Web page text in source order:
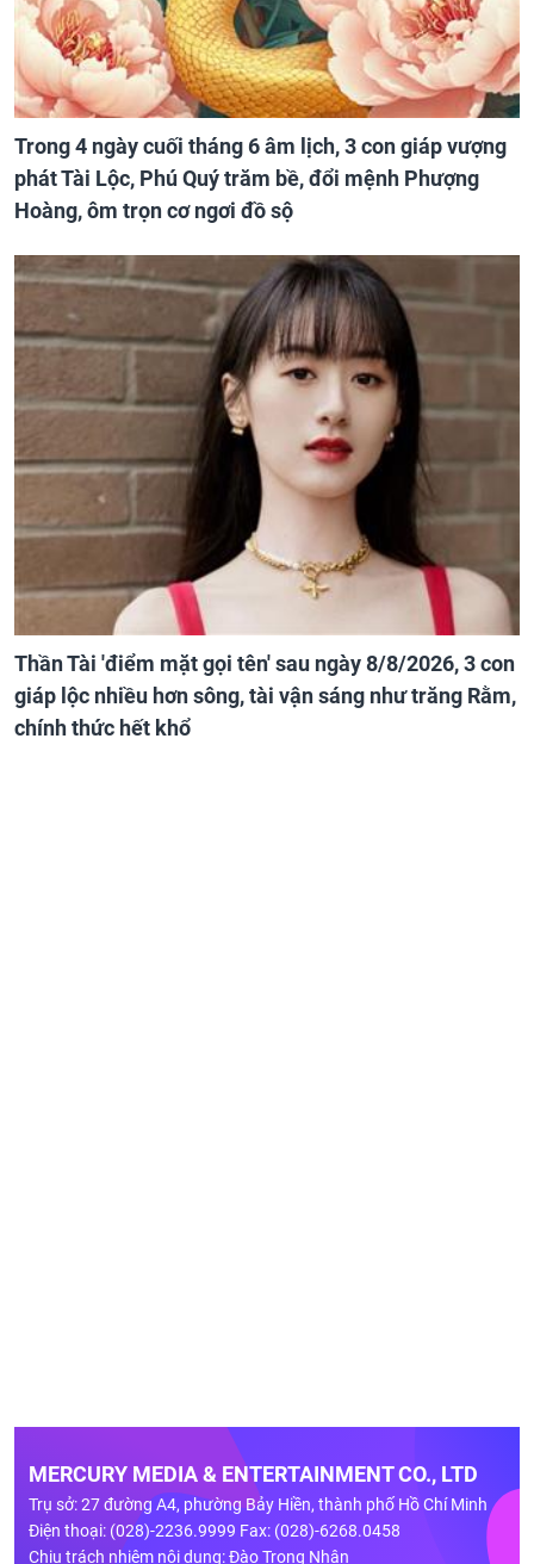
Trong 4 ngày cuối tháng 6 âm lịch, 3 con giáp vượng
phát Tài Lộc, Phú Quý trăm bề, đổi mệnh Phượng
Hoàng, ôm trọn cơ ngơi đồ sộ
Thần Tài 'điểm mặt gọi tên' sau ngày 8/8/2026, 3 con
giáp lộc nhiều hơn sông, tài vận sáng như trăng Rằm,
chính thức hết khổ
MERCURY MEDIA & ENTERTAINMENT CO., LTD
Trụ sở: 27 đường A4, phường Bảy Hiền, thành phố Hồ Chí Minh
Điện thoại: (028)-2236.9999 Fax: (028)-6268.0458
Chịu trách nhiệm nội dung: Đào Trọng Nhân